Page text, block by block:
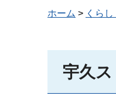
ホーム > くら
宇久